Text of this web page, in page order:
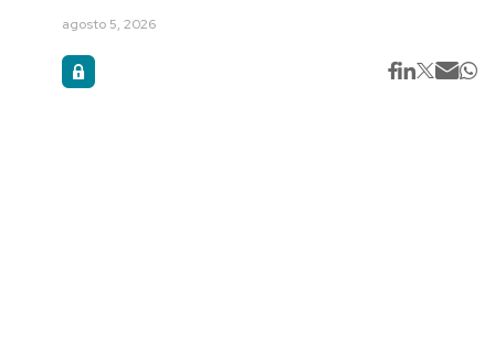
agosto 5, 2026